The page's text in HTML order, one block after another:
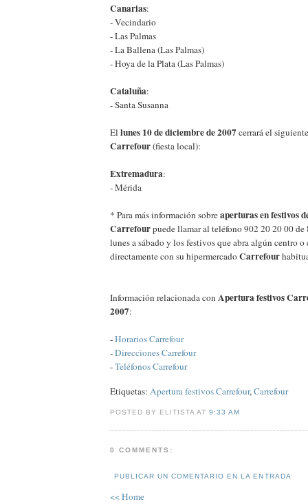
Canarias:
- Vecindario
- Las Palmas
- La Ballena (Las Palmas)
- Hoya de la Plata (Las Palmas)
Cataluña:
- Santa Susanna
El lunes 10 de diciembre de 2007cerrará el
Carrefour(fiesta local):
Extremadura:
- Mérida
* Para más información sobreaperturas en festivos
Carrefourpuede llamar al teléfono 902 20 20 00 de
lunes a sábado y los festivos que abra algún centro
directamente con su hipermercadoCarrefour
Información relacionada con Apertura festivos
2007:
-Horarios Carrefour
-Direcciones Carrefour
-Teléfonos Carrefour
Etiquetas: Apertura festivos Carrefour,Carrefour
POSTED BY ELITISTA AT9:33 AM
0 COMMENTS:
PUBLICAR UN COMENTARIO EN LA ENTRADA
<< Home